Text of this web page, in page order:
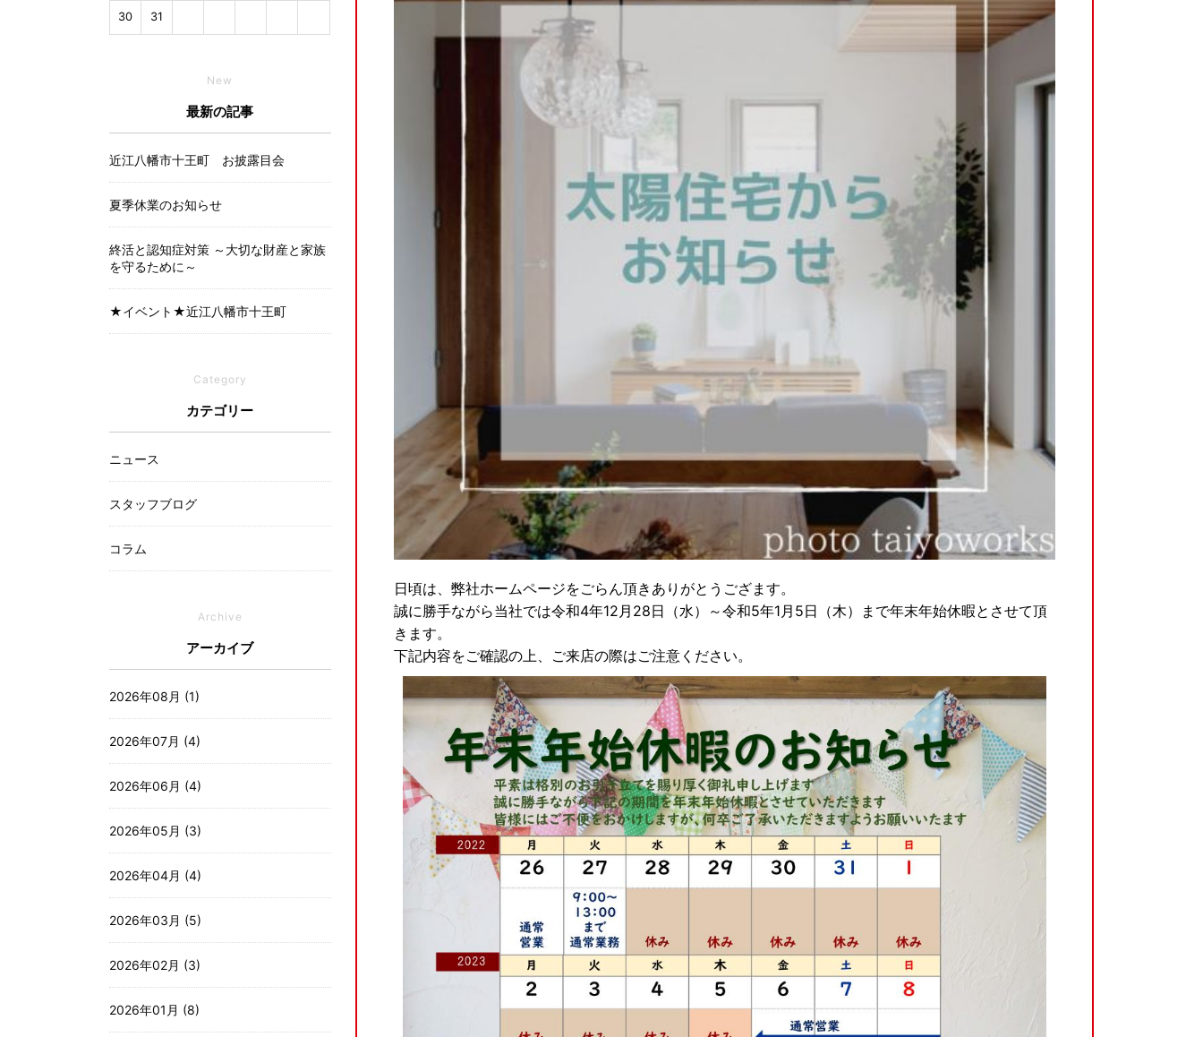
日頃は、弊社ホームページをごらん頂きありがとうござます。
誠に勝手ながら当社では令和4年12月28日（水）～令和5年1月5日（木）まで年末年始休暇とさせて頂
きます。
下記内容をご確認の上、ご来店の際はご注意ください。
30 31
New
最新の記事
近江八幡市十王町 お披露目会
夏季休業のお知らせ
終活と認知症対策 ～大切な財産と家族
を守るために～
★イベント★近江八幡市十王町
Category
カテゴリー
ニュース
スタッフブログ
コラム
Archive
アーカイブ
2026年08月 (1)
2026年07月 (4)
2026年06月 (4)
2026年05月 (3)
2026年04月 (4)
2026年03月 (5)
2026年02月 (3)
2026年01月 (8)